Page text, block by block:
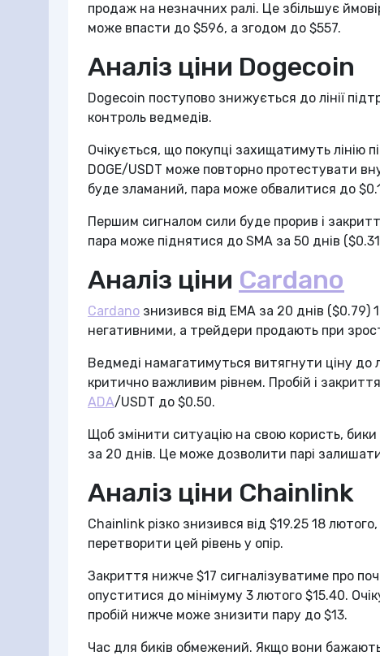
продаж на незначних ралі. Це збільшує
може впасти до $596, а згодом до $557.
Аналіз ціни Dogecoin
Dogecoin поступово знижується до лінії
контроль ведмедів.
Очікується, що покупці захищатимуть лінію
DOGE/USDT може повторно протестувати
буде зламаний, пара може обвалитися до
Першим сигналом сили буде прорив і
пара може піднятися до SMA за 50 днів
Аналіз ціни Cardano
Cardano знизився від EMA за 20 днів
негативними, а трейдери продають при
Ведмеді намагатимуться витягнути ціну до
критично важливим рівнем. Пробій і
ADA/USDT до $0.50.
Щоб змінити ситуацію на свою користь, бики
за 20 днів. Це може дозволити парі
Аналіз ціни Chainlink
Chainlink різко знизився від $19.25 18
перетворити цей рівень у опір.
Закриття нижче $17 сигналізуватиме про
опуститися до мінімуму 3 лютого $15.40.
пробій нижче може знизити пару до $13.
Час для биків обмежений. Якщо вони бажають